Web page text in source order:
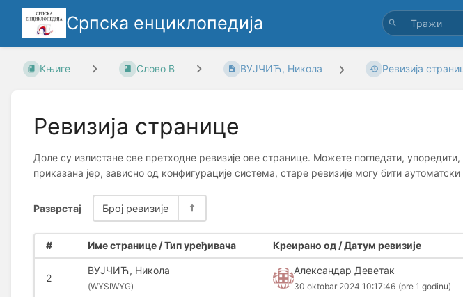
Српска енциклопедија
Књиге Слово В ВУЈЧИЋ, Никола Ревизија
Ревизија странице
Доле су излистане све претходне ревизије ове странице. Можете погледати,
приказана јер, зависно од конфигурације система, старе ревизије могу бити
Разврстај Број ревизије
# Име странице / Тип уређивача Креирано од / Датум ревизије
2
ВУЈЧИЋ, Никола
(WYSIWYG)
Александар Деветак
30 oktobar 2024 10:17:46 (pre 1 godinu)